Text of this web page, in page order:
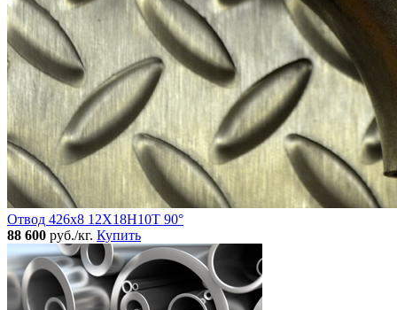
Отвод 426х8 12Х18Н10Т 90°
88 600 руб./кг. Купить